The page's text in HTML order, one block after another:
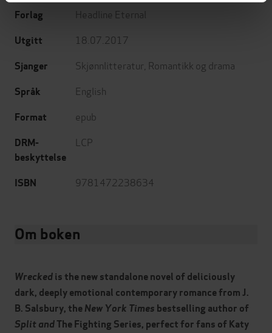
Forlag Headline Eternal
Utgitt 18.07.2017
Sjanger Skjønnlitteratur Romantikk og drama
Språk English
Format epub
DRM-
beskyttelse
LCP
ISBN 9781472238634
Om boken
Wreckedis the new standalone novel of deliciously
dark, deeply emotional contemporary romancefrom J.
B. Salsbury, theNew York Times bestselling author of
Split andThe Fighting Series, perfect for fans of Katy